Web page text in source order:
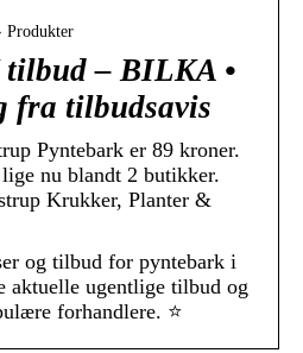
Produkter
– BILKA •
fra tilbudsavis
Pyntebark er 89 kroner.
nu blandt 2 butikker.
Krukker, Planter &
og tilbud for pyntebark i
aktuelle ugentlige tilbud og
forhandlere. ⭐